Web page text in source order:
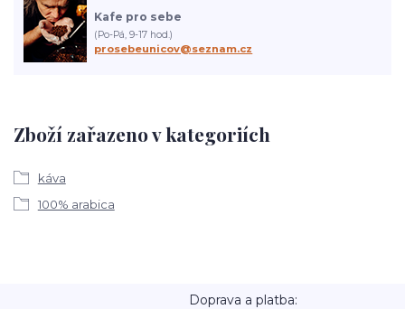
Zboží zařazeno v kategoriích
káva
100% arabica
Kafe pro sebe
(Po-Pá, 9-17 hod.)
prosebeunicov@seznam.cz
Doprava a platba: